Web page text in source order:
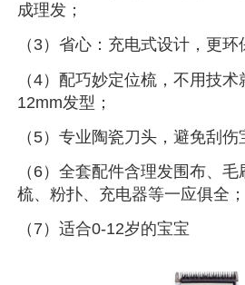
成理发；
（3）省心：充电式设计，更环
（4）配巧妙定位梳，不用技
12mm发型；
（5）专业陶瓷刀头，避免刮伤
（6）全套配件含理发围布、
梳、粉扑、充电器等一应俱全；
（7）适合0-12岁的宝宝